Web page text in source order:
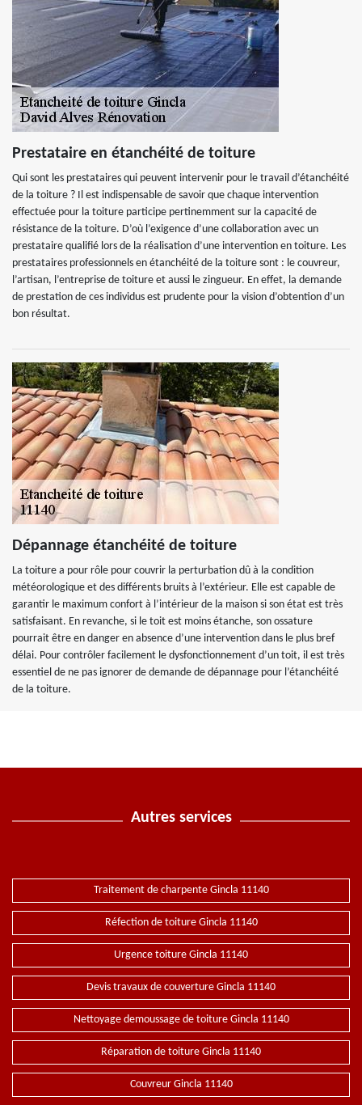
Prestataire en étanchéité de toiture
Qui sont les prestataires qui peuvent intervenir pour le travail d’étanchéité
de la toiture ? Il est indispensable de savoir que chaque intervention
effectuée pour la toiture participe pertinemment sur la capacité de
résistance de la toiture. D’où l’exigence d’une collaboration avec un
prestataire qualifié lors de la réalisation d’une intervention en toiture. Les
prestataires professionnels en étanchéité de la toiture sont : le couvreur,
l’artisan, l’entreprise de toiture et aussi le zingueur. En effet, la demande
de prestation de ces individus est prudente pour la vision d’obtention d’un
bon résultat.
Dépannage étanchéité de toiture
La toiture a pour rôle pour couvrir la perturbation dû à la condition
météorologique et des différents bruits à l’extérieur. Elle est capable de
garantir le maximum confort à l’intérieur de la maison si son état est très
satisfaisant. En revanche, si le toit est moins étanche, son ossature
pourrait être en danger en absence d’une intervention dans le plus bref
délai. Pour contrôler facilement le dysfonctionnement d’un toit, il est très
essentiel de ne pas ignorer de demande de dépannage pour l’étanchéité
de la toiture.
Autres services
Traitement de charpente Gincla 11140
Réfection de toiture Gincla 11140
Urgence toiture Gincla 11140
Devis travaux de couverture Gincla 11140
Nettoyage demoussage de toiture Gincla 11140
Réparation de toiture Gincla 11140
Couvreur Gincla 11140